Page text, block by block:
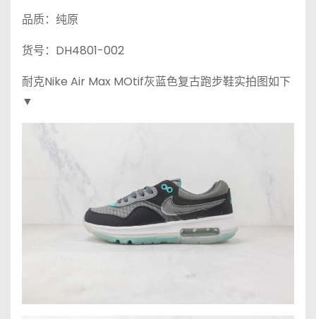
品质：纯原
货号：DH4801-002
耐克Nike Air Max MOtif灰蓝色复古跑步鞋实拍图如下
▼